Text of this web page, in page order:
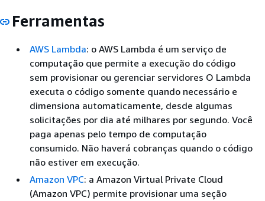
Ferramentas
AWS Lambda: o AWS Lambda é um serviço de
computação que permite a execução do código
sem provisionar ou gerenciar servidores O Lambda
executa o código somente quando necessário e
dimensiona automaticamente, desde algumas
solicitações por dia até milhares por segundo. Você
paga apenas pelo tempo de computação
consumido. Não haverá cobranças quando o código
não estiver em execução.
Amazon VPC: a Amazon Virtual Private Cloud
(Amazon VPC) permite provisionar uma seção